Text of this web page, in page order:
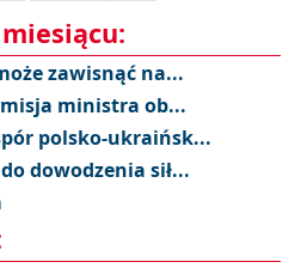
zawisnąć na...
ministra ob...
polsko-ukraińsk...
dowodzenia sił...